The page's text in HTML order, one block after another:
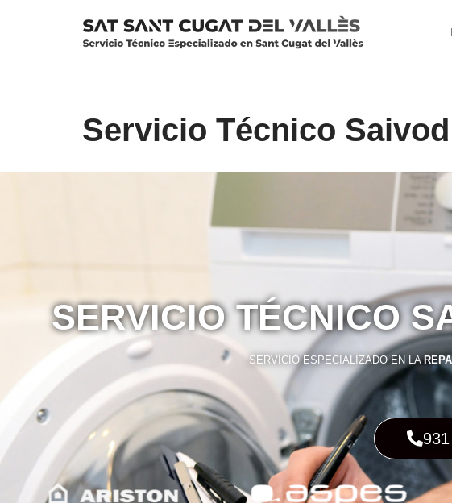
Servicio Técnico
SERVICIO TÉCNICO
SERVICIO ESPECIALIZADO EN LA